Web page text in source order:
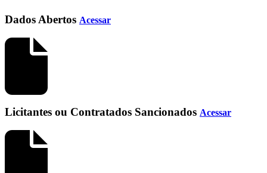
Dados Abertos Acessar
Licitantes ou Contratados Sancionados Acessar